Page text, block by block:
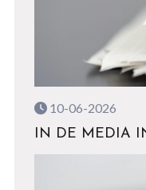
10-06-2026
IN DE MEDIA